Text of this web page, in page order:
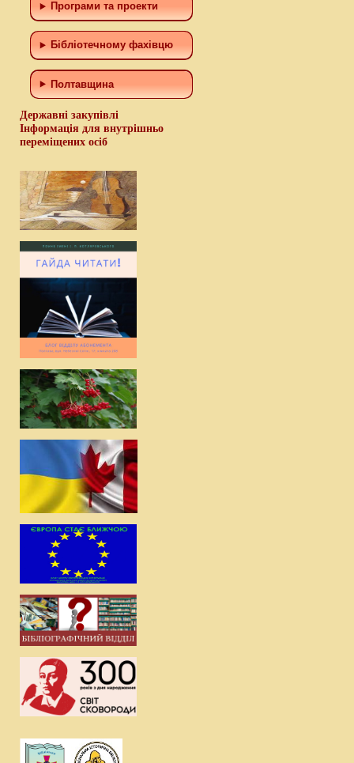
Програми та проекти
Бiблiотечному фахiвцю
Полтавщина
Державні закупівлі
Інформація для внутрішньо
переміщених осіб